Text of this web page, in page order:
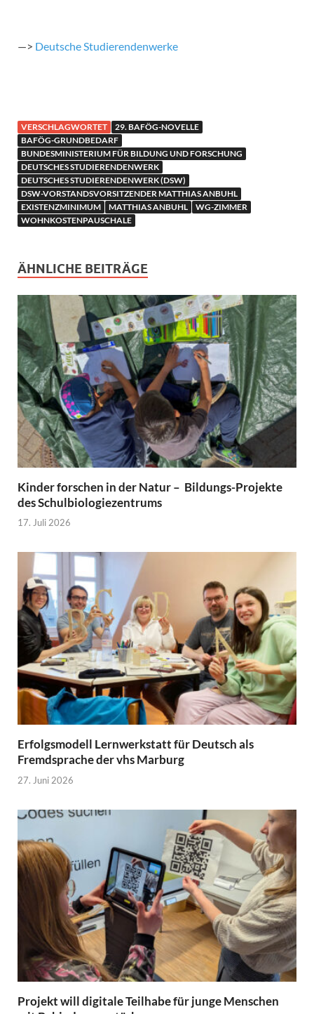
—> Deutsche Studierendenwerke
VERSCHLAGWORTET
29. BAFÖG-NOVELLE
BAFÖG-GRUNDBEDARF
BUNDESMINISTERIUM FÜR BILDUNG UND FORSCHUNG
DEUTSCHES STUDIERENDENWERK
DEUTSCHES STUDIERENDENWERK (DSW)
DSW-VORSTANDSVORSITZENDER MATTHIAS ANBUHL
EXISTENZMINIMUM
MATTHIAS ANBUHL
WG-ZIMMER
WOHNKOSTENPAUSCHALE
ÄHNLICHE BEITRÄGE
Kinder forschen in der Natur – Bildungs-Projekte
des Schulbiologiezentrums
17. Juli 2026
Erfolgsmodell Lernwerkstatt für Deutsch als
Fremdsprache der vhs Marburg
27. Juni 2026
Projekt will digitale Teilhabe für junge Menschen